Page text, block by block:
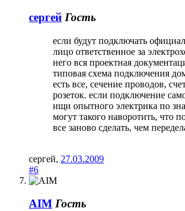
сергей Гость
если будут подключать
лицо ответственное за
него вся проектная
типовая схема подключения
есть все, сечение проводов,
розеток. если подключение
ищи опытного электрика по
могут такого наворотить, что
все заново сделать, чем
сергей, 27.03.2009
#6
AIM Гость